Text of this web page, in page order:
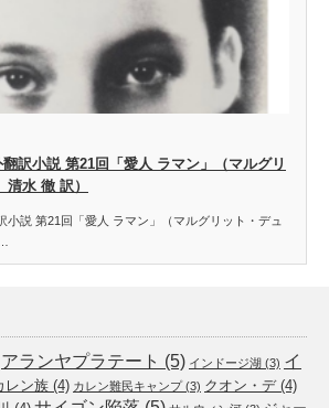
訳小説 第21回「愛人 ラマン」（マルグリ
水 徹 訳）
小説 第21回「愛人 ラマン」（マルグリット・デュ
アランヤプラテート (5) インドージ湖 (3) イ
レン族 (4) カレン難民キャンプ(3) クオン・デ(4)